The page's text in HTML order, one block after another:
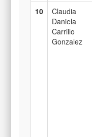
10
Claudia
Daniela
Carrillo
Gonzalez